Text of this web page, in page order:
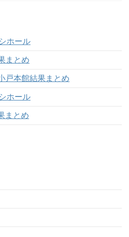
ホール
まとめ
戸本館結果まとめ
ホール
まとめ